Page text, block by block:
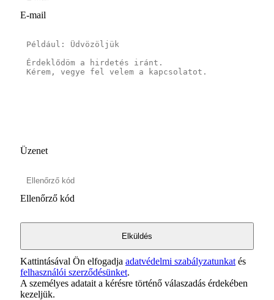
E-mail
Üzenet
Ellenőrző kód
Kattintásával Ön elfogadja adatvédelmi szabályzatunkat és
felhasználói szerződésünket.
A személyes adatait a kérésre történő válaszadás érdekében
kezeljük.